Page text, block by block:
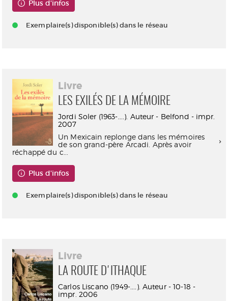
Plus d'infos
Exemplaire(s) disponible(s) dans le réseau
Livre
LES EXILÉS DE LA MÉMOIRE
Jordi Soler (1963-....). Auteur - Belfond - impr.
2007
Un Mexicain replonge dans les mémoires
de son grand-père Arcadi. Après avoir
réchappé du c...
Plus d'infos
Exemplaire(s) disponible(s) dans le réseau
Livre
LA ROUTE D'ITHAQUE
Carlos Liscano (1949-....). Auteur - 10-18 -
impr. 2006